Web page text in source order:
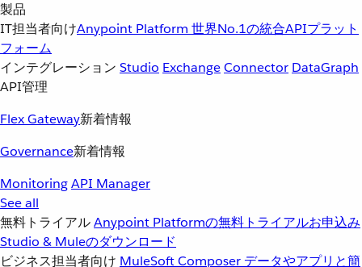
製品
IT担当者向けAnypoint Platform 世界No.1の統合APIプラット
フォーム
インテグレーション Studio ExchangeConnector DataGraph
API管理
Flex Gateway新着情報
Governance新着情報
MonitoringAPI Manager
See all
無料トライアルAnypoint Platformの無料トライアルお申込み
Studio & Muleのダウンロード
ビジネス担当者向け MuleSoft Composer データやアプリと簡